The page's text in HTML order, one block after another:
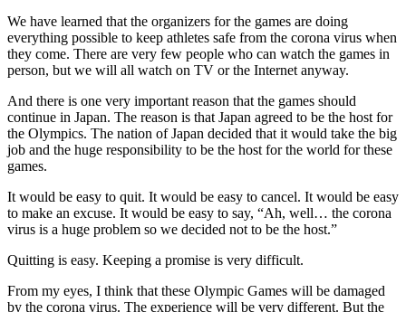
We have learned that the organizers for the games are doing
everything possible to keep athletes safe from the corona virus when
they come. There are very few people who can watch the games in
person, but we will all watch on TV or the Internet anyway.
And there is one very important reason that the games should
continue in Japan. The reason is that Japan agreed to be the host for
the Olympics. The nation of Japan decided that it would take the big
job and the huge responsibility to be the host for the world for these
games.
It would be easy to quit. It would be easy to cancel. It would be easy
to make an excuse. It would be easy to say, “Ah, well… the corona
virus is a huge problem so we decided not to be the host.”
Quitting is easy. Keeping a promise is very difficult.
From my eyes, I think that these Olympic Games will be damaged
by the corona virus. The experience will be very different. But the